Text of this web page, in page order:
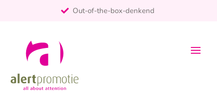
Out-of-the-box-denkend